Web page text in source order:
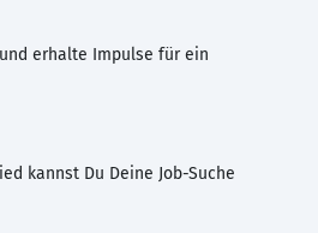
erhalte Impulse für ein
kannst Du Deine Job-Suche